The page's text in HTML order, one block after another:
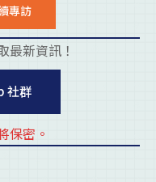
專訪
最新資訊！
社群
保密。